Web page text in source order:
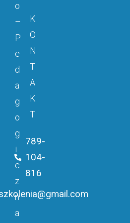
o
–
P
e
d
a
g
o
g
i
c
z
n
a
K
O
N
T
A
K
T
789-
104-
816